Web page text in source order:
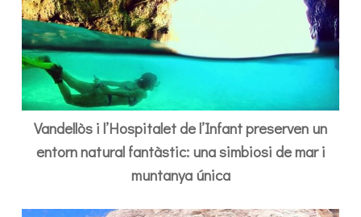
Vandellòs i l’Hospitalet de l’Infant preserven un
entorn natural fantàstic: una simbiosi de mar i
muntanya única